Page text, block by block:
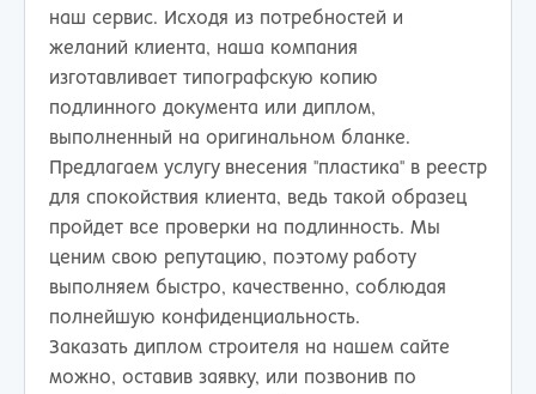
наш сервис. Исходя из потребностей и
желаний клиента, наша компания
изготавливает типографскую копию
подлинного документа или диплом,
выполненный на оригинальном бланке.
Предлагаем услугу внесения "пластика" в реестр
для спокойствия клиента, ведь такой образец
пройдет все проверки на подлинность. Мы
ценим свою репутацию, поэтому работу
выполняем быстро, качественно, соблюдая
полнейшую конфиденциальность.
Заказать диплом строителя на нашем сайте
можно, оставив заявку, или позвонив по